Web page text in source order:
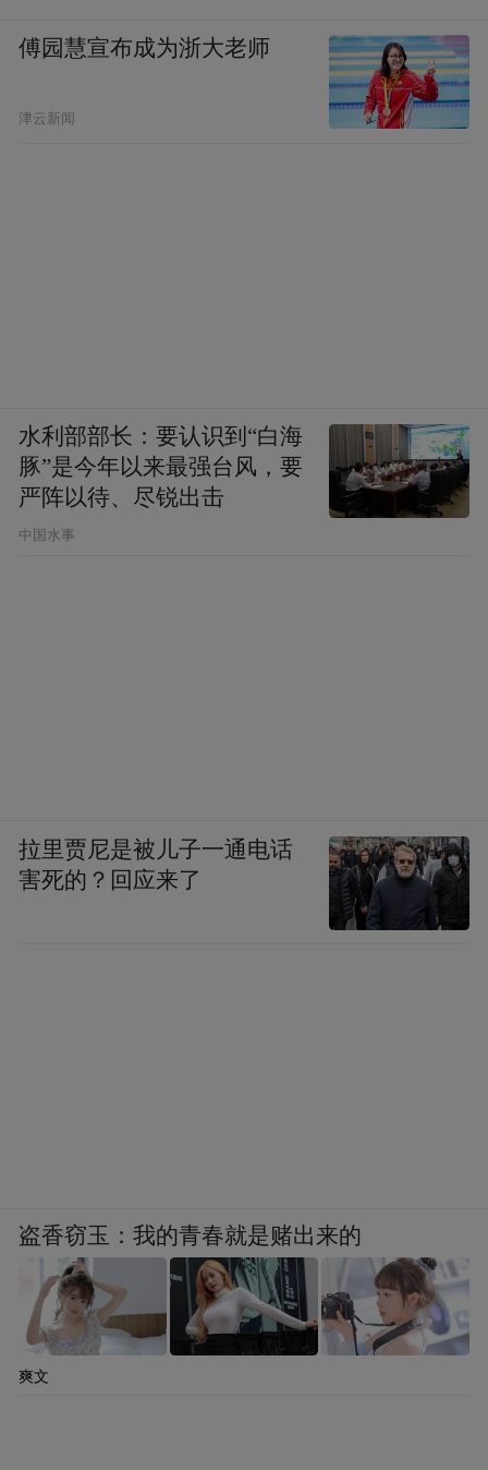
傅园慧宣布成为浙大老师
津云新闻
水利部部长：要认识到“白海
豚”是今年以来最强台风，要
严阵以待、尽锐出击
中国水事
拉里贾尼是被儿子一通电话
害死的？回应来了
盗香窃玉：我的青春就是赌出来的
爽文